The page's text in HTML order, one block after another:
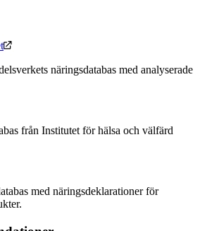
näringsdatabas med analyserade
från Institutet för hälsa och välfärd
med näringsdeklarationer för